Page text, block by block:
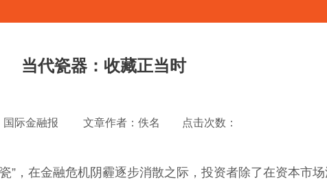
当代瓷器：收藏正当时
国际金融报 文章作者：佚名 点击次数：
，在金融危机阴霾逐步消散之际，投资者除了在资本市场